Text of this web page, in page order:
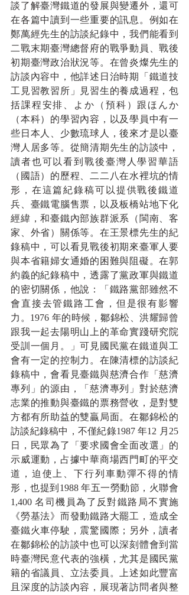
談了解臺灣鐵道的發展與變遷外，還可
在各篇中讀到一些重要的訊息。例如在
鄭萬經先生的訪談紀錄中，我們能看到
二戰末期臺灣總督府的戰爭動員、戰後
初期臺灣政治狀況等。在曾炎燦先生的
訪談內容中，他詳述日治時期「鐵道技
工見習教習所」見習生的養成過程，包
括課程安排、よか（預科）跟ほんか
（本科）的學習內容，以及學員中有一
些日本人、少數琉球人，後來才是以臺
灣人居多等。從簡清期先生的訪談中，
讀者也可以看到戰後臺灣人學習華語
（國語）的歷程、二二八在水裡坑的情
形，在這篇紀錄稿可以提供戰後鐵道
兵、臺鐵電腦售票，以及板橋站地下化
經緯，和臺鐵內部族群派系（閩南、客
家、外省）關係等。在王景標先生的紀
錄稿中，可以看見戰後初期來臺軍人要
與本省籍婦女通婚的困難與阻礙。在郭
約義的紀錄稿中，透露了黨政軍與鐵道
的密切關係，他說：「鐵路黨部雖然不
會直接去管鐵路工會，但是很有影響
力。1976 年的時候，鄒錦松、洪耀歸曾
跟我一起去陽明山上的革命實踐研究院
受訓一個月。」可見國民黨在鐵道與工
會有一定的控制力。在陳清標的訪談紀
錄稿中，會看見臺鐵與慈濟合作「慈濟
專列」的源由，「慈濟專列」對於慈濟
志業的推動與臺鐵的票務營收，是對雙
方都有所助益的雙贏局面。在鄒錦松的
訪談紀錄稿中，不僅紀錄1987 年12 月25
日，民眾為了「要求國會全面改選」的
示威運動，占據中華商場西門町的平交
道，迫使上、下行列車動彈不得的情
形，也提到1988 年五一勞動節，火聯會
1,400 名司機員為了反對鐵路局不實施
《勞基法》而發動鐵路大罷工，造成全
臺鐵火車停駛，震驚國際；另外，讀者
在鄒錦松的訪談中也可以深刻體會到當
時臺灣民意代表的強橫，尤其是國民黨
籍的省議員、立法委員。上述如此豐富
且深度的訪談內容，展現著訪問者與整